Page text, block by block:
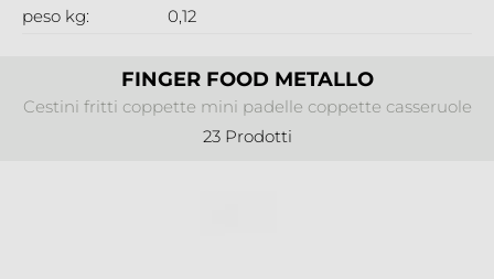
FINGER FOOD METALLO
Cestini fritti coppette mini padelle coppette casseruole
23 Prodotti
peso kg:
0,12